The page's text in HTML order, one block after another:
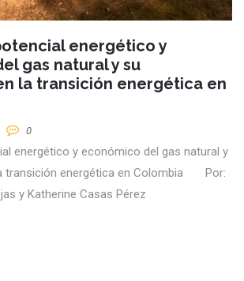
energético y
gas natural y su
la transición energética en
0
energético y económico del gas natural y
transición energética en Colombia Por:
y Katherine Casas Pérez